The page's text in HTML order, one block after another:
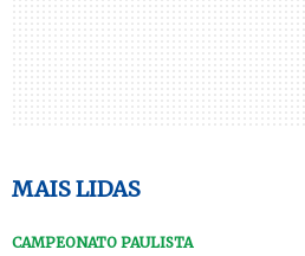
MAIS LIDAS
CAMPEONATO PAULISTA